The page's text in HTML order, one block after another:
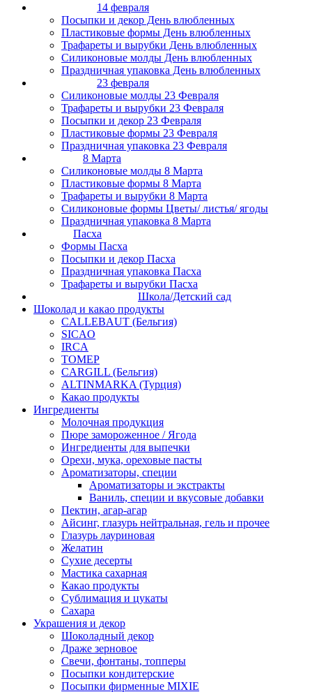
14 февраля
Посыпки и декор День влюбленных
Пластиковые формы День влюбленных
Трафареты и вырубки День влюбленных
Силиконовые молды День влюбленных
Праздничная упаковка День влюбленных
23 февраля
Силиконовые молды 23 Февраля
Трафареты и вырубки 23 Февраля
Посыпки и декор 23 Февраля
Пластиковые формы 23 Февраля
Праздничная упаковка 23 Февраля
8 Марта
Силиконовые молды 8 Марта
Пластиковые формы 8 Марта
Трафареты и вырубки 8 Марта
Силиконовые формы Цветы/ листья/ ягоды
Праздничная упаковка 8 Марта
Пасха
Формы Пасха
Посыпки и декор Пасха
Праздничная упаковка Пасха
Трафареты и вырубки Пасха
Школа/Детский сад
Шоколад и какао продукты
CALLEBAUT (Бельгия)
SICAO
IRCA
ТОМЕР
CARGILL (Бельгия)
ALTINMARKA (Турция)
Какао продукты
Ингредиенты
Молочная продукция
Пюре замороженное / Ягода
Ингредиенты для выпечки
Орехи, мука, ореховые пасты
Ароматизаторы, специи
Ароматизаторы и экстракты
Ваниль, специи и вкусовые добавки
Пектин, агар-агар
Айсинг, глазурь нейтральная, гель и прочее
Глазурь лауриновая
Желатин
Сухие десерты
Мастика сахарная
Какао продукты
Сублимация и цукаты
Сахара
Украшения и декор
Шоколадный декор
Драже зерновое
Свечи, фонтаны, топперы
Посыпки кондитерские
Посыпки фирменные MIXIE